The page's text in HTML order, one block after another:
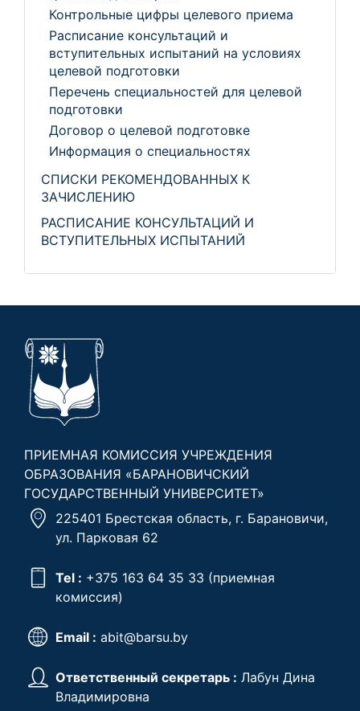
Контрольные цифры целевого приема
Расписание консультаций и
вступительных испытаний на условиях
целевой подготовки
Перечень специальностей для целевой
подготовки
Договор о целевой подготовке
Информация о специальностях
СПИСКИ РЕКОМЕНДОВАННЫХ К
ЗАЧИСЛЕНИЮ
РАСПИСАНИЕ КОНСУЛЬТАЦИЙ И
ВСТУПИТЕЛЬНЫХ ИСПЫТАНИЙ
ПРИЕМНАЯ КОМИССИЯ УЧРЕЖДЕНИЯ
ОБРАЗОВАНИЯ «БАРАНОВИЧСКИЙ
ГОСУДАРСТВЕННЫЙ УНИВЕРСИТЕТ»
225401 Брестская область, г. Барановичи,
ул. Парковая 62
Tel : +375 163 64 35 33 (приемная
комиссия)
Email : abit@barsu.by
Ответственный секретарь : Лабун Дина
Владимировна